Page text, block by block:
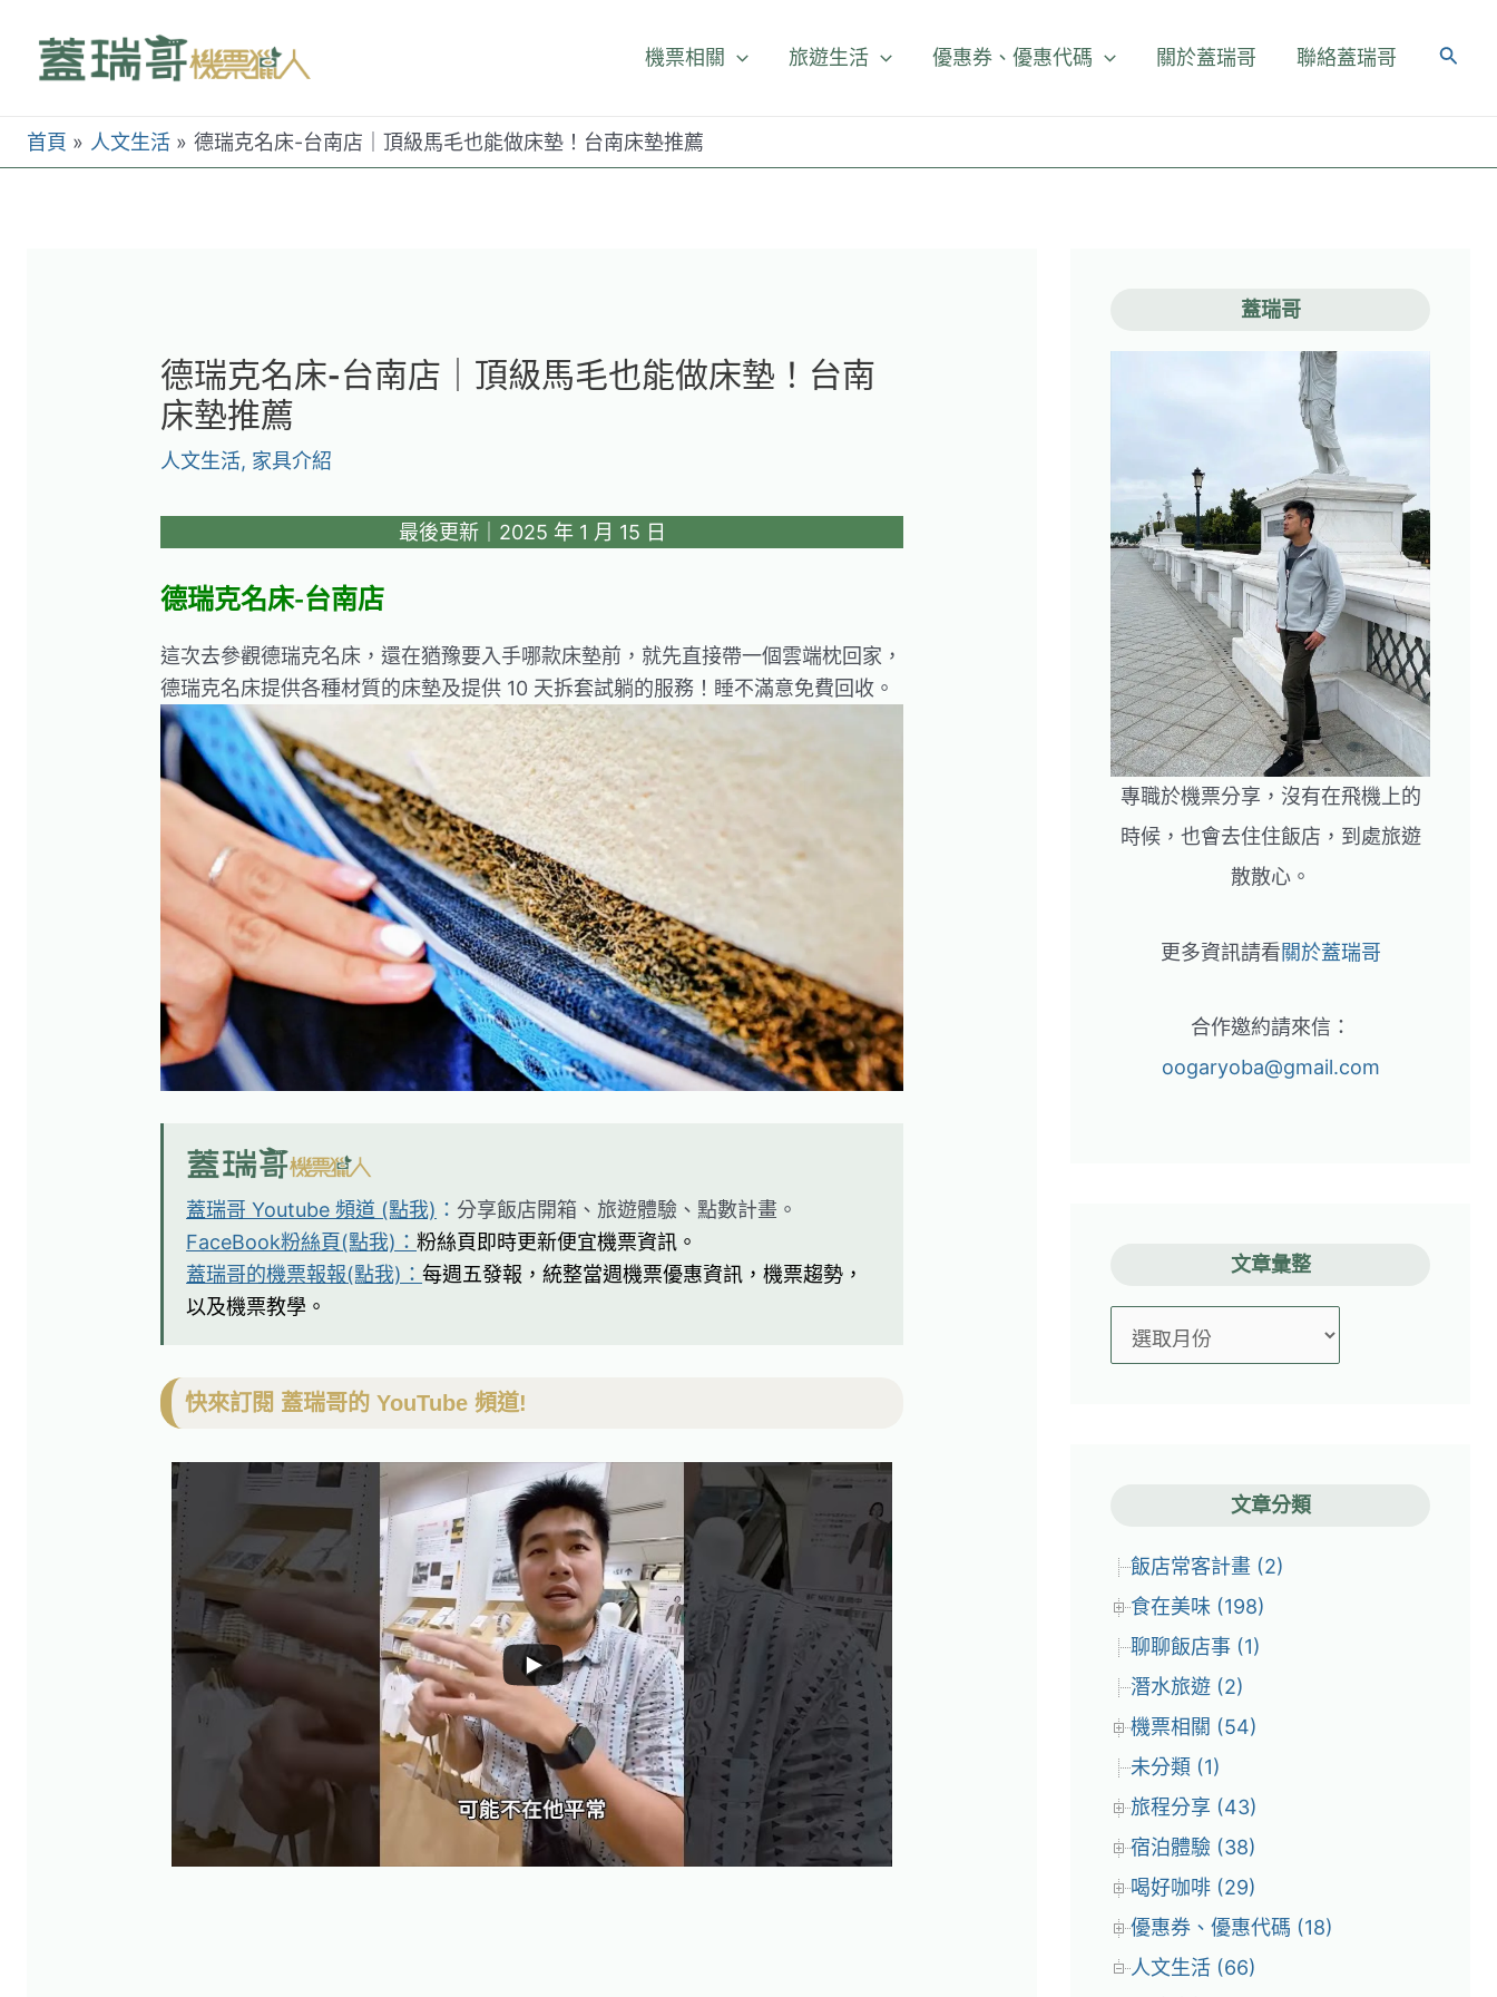
機票相關 旅遊生活 優惠券、優惠代碼 關於蓋瑞哥 聯絡蓋瑞哥
首頁 人文生活 德瑞克名床-台南店｜頂級馬毛也能做床墊！台南床墊推薦
德瑞克名床-台南店｜頂級馬毛也能做床墊！台南
床墊推薦
人文生活, 家具介紹
最後更新｜2025 年 1 月 15 日
德瑞克名床-台南店
這次去參觀德瑞克名床，還在猶豫要入手哪款床墊前，就先直接帶一個雲端枕回家，
德瑞克名床提供各種材質的床墊及提供 10 天拆套試躺的服務！睡不滿意免費回收。
蓋瑞哥 Youtube 頻道 (點我) ： 分享飯店開箱、旅遊體驗、點數計畫。
FaceBook粉絲頁(點我)：粉絲頁即時更新便宜機票資訊。
蓋瑞哥的機票報報(點我)：每週五發報，統整當週機票優惠資訊，機票趨勢，
以及機票教學。
快來訂閱 蓋瑞哥的 YouTube 頻道!
蓋瑞哥
專職於機票分享，沒有在飛機上的
時候，也會去住住飯店，到處旅遊
散散心。
更多資訊請看關於蓋瑞哥
合作邀約請來信：
oogaryoba@gmail.com
文章彙整
章
文章分類
飯店常客計畫 (2)
食在美味 (198)
聊聊飯店事 (1)
潛水旅遊 (2)
機票相關 (54)
未分類 (1)
旅程分享 (43)
宿泊體驗 (38)
喝好咖啡 (29)
優惠券、優惠代碼 (18)
人文生活 (66)